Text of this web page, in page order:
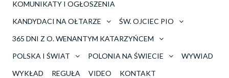
KOMUNIKATY I OGŁOSZENIA
KANDYDACI NA OŁTARZE
ŚW. OJCIEC PIO
365 DNI Z O. WENANTYM KATARZYŃCEM
POLSKA I ŚWIAT
POLONIA NA ŚWIECIE
WYWIAD
WYKŁAD
REGUŁA VIDEO
KONTAKT